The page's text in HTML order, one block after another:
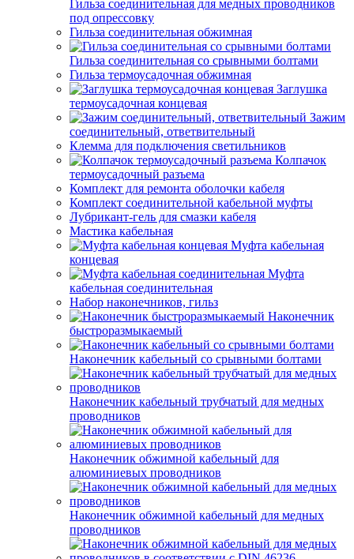
Гильза соединительная для медных проводников
под опрессовку
Гильза соединительная обжимная
Гильза соединительная со срывными болтами
Гильза термоусадочная обжимная
Заглушка
термоусадочная концевая
Зажим
соединительный, ответвительный
Клемма для подключения светильников
Колпачок
термоусадочный разъема
Комплект для ремонта оболочки кабеля
Комплект соединительной кабельной муфты
Лубрикант-гель для смазки кабеля
Мастика кабельная
Муфта кабельная
концевая
Муфта
кабельная соединительная
Набор наконечников, гильз
Наконечник
быстроразмыкаемый
Наконечник кабельный со срывными болтами
Наконечник кабельный трубчатый для медных
проводников
Наконечник обжимной кабельный для
алюминиевых проводников
Наконечник обжимной кабельный для медных
проводников